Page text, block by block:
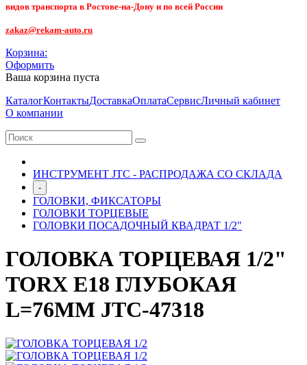
видов транспорта в Ростове-на-Дону и по всей России
zakaz@rekam-auto.ru
Корзина:
Оформить
Ваша корзина пуста
КаталогКонтактыДоставкаОплатаСервисЛичный кабинет
О компании
ИНСТРУМЕНТ JTC - РАСПРОДАЖА СО СКЛАДА
-
ГОЛОВКИ, ФИКСАТОРЫ
ГОЛОВКИ ТОРЦЕВЫЕ
ГОЛОВКИ ПОСАДОЧНЫЙ КВАДРАТ 1/2"
ГОЛОВКА ТОРЦЕВАЯ 1/2"
TORX E18 ГЛУБОКАЯ
L=76ММ JTC-47318